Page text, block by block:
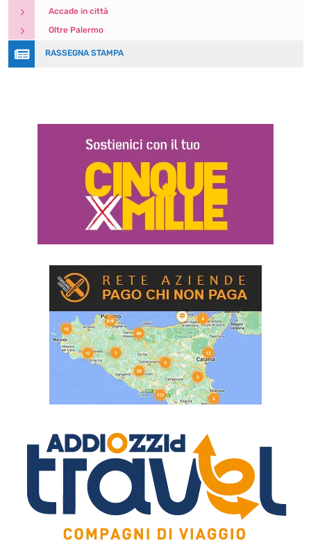
5 Accade in città
5 Oltre Palermo
 RASSEGNA STAMPA